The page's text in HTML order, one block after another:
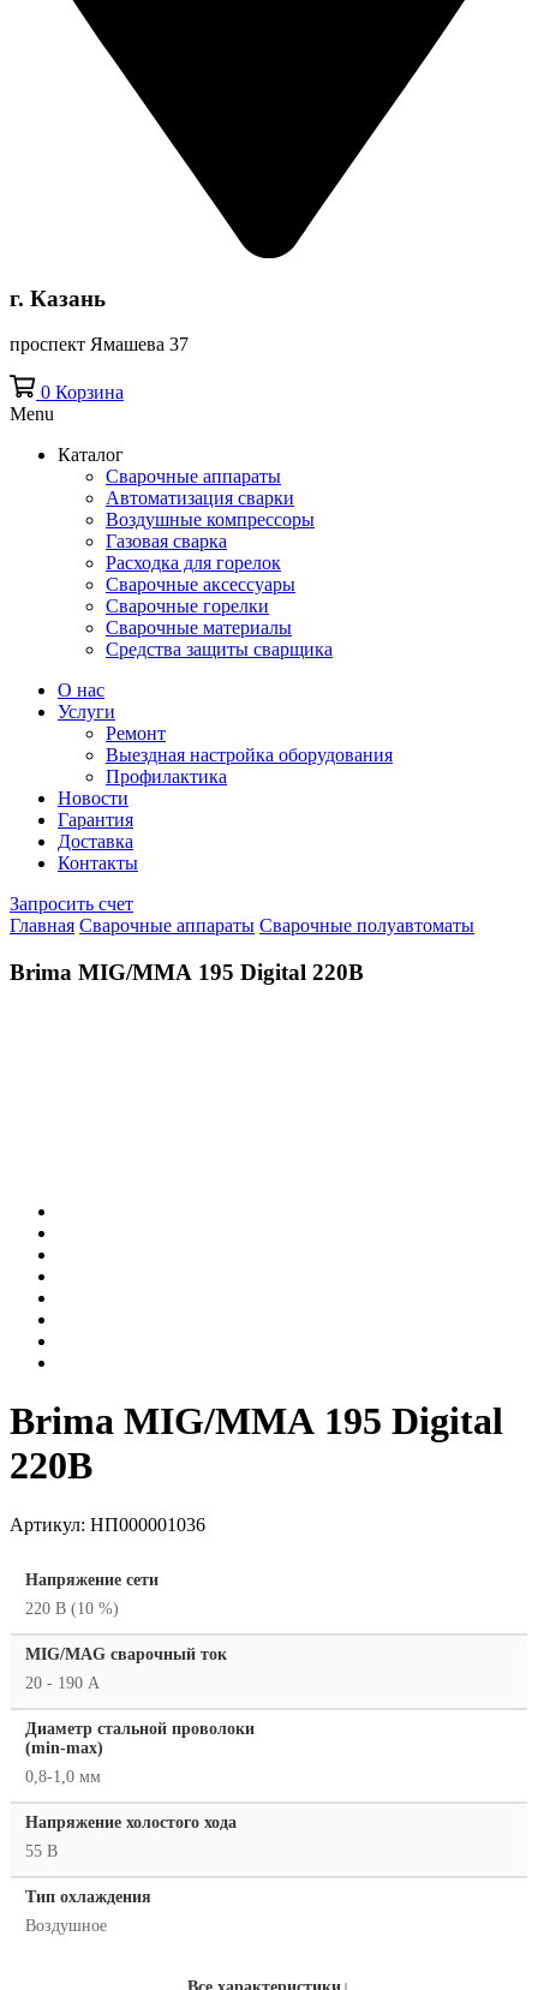
г. Казань
проспект Ямашева 37
0 Корзина
Menu
Каталог
Сварочные аппараты
Автоматизация сварки
Воздушные компрессоры
Газовая сварка
Расходка для горелок
Сварочные аксессуары
Сварочные горелки
Сварочные материалы
Средства защиты сварщика
О нас
Услуги
Ремонт
Выездная настройка оборудования
Профилактика
Новости
Гарантия
Доставка
Контакты
Запросить счет
Главная Сварочные аппараты Сварочные полуавтоматы
Brima MIG/ММА 195 Digital 220В
Brima MIG/ММА 195 Digital
220В
Артикул: НП000001036
Напряжение сети
220 В (10 %)
MIG/MAG cварочный ток
20 - 190 А
Диаметр стальной проволоки
(min-max)
0,8-1,0 мм
Напряжение холостого хода
55 В
Тип охлаждения
Воздушное